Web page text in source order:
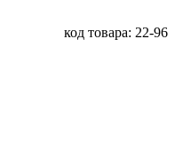
код товара: 22-96